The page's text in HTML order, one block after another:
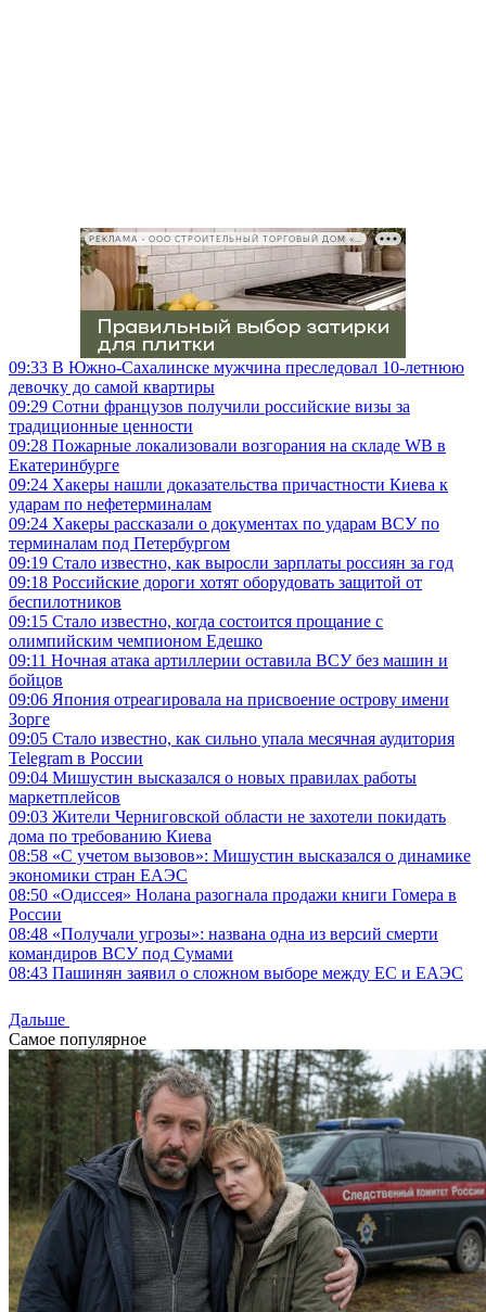
РЕКЛАМА • ООО СТРОИТЕЛЬНЫЙ ТОРГОВЫЙ ДОМ «ПЕТРОВИЧ», ИНН 7802348846
09:33 В Южно-Сахалинске мужчина преследовал 10-летнюю
девочку до самой квартиры
09:29 Сотни французов получили российские визы за
традиционные ценности
09:28 Пожарные локализовали возгорания на складе WB в
Екатеринбурге
09:24 Хакеры нашли доказательства причастности Киева к
ударам по нефетерминалам
09:24 Хакеры рассказали о документах по ударам ВСУ по
терминалам под Петербургом
09:19 Стало известно, как выросли зарплаты россиян за год
09:18 Российские дороги хотят оборудовать защитой от
беспилотников
09:15 Стало известно, когда состоится прощание с
олимпийским чемпионом Едешко
09:11 Ночная атака артиллерии оставила ВСУ без машин и
бойцов
09:06 Япония отреагировала на присвоение острову имени
Зорге
09:05 Стало известно, как сильно упала месячная аудитория
Telegram в России
09:04 Мишустин высказался о новых правилах работы
маркетплейсов
09:03 Жители Черниговской области не захотели покидать
дома по требованию Киева
08:58 «С учетом вызовов»: Мишустин высказался о динамике
экономики стран ЕАЭС
08:50 «Одиссея» Нолана разогнала продажи книги Гомера в
России
08:48 «Получали угрозы»: названа одна из версий смерти
командиров ВСУ под Сумами
08:43 Пашинян заявил о сложном выборе между ЕС и ЕАЭС
Дальше
Самое популярное